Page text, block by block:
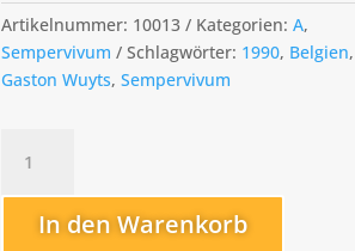
Artikelnummer: 10013 Kategorien:A,
Sempervivum
Schlagwörter: 1990, Belgien,
Gaston Wuyts,Sempervivum
Menge
In den Warenkorb